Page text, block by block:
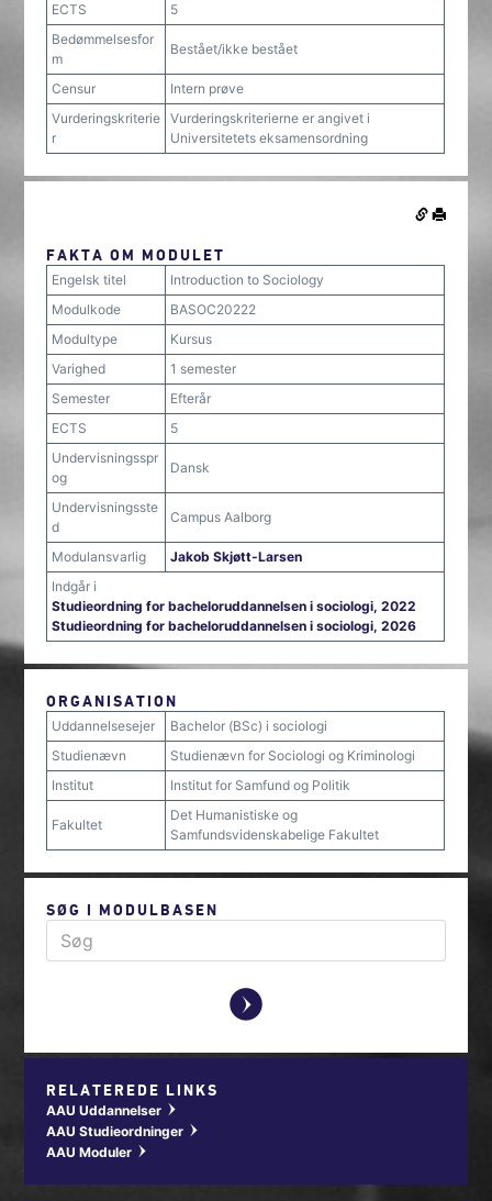
ECTS
5
Bedømmelsesfor
m
Bestået/ikke bestået
Censur
Intern prøve
Vurderingskriterie
r
Vurderingskriterierne er angivet i
Universitetets eksamensordning
FAKTA OM MODULET
Engelsk titel
Introduction to Sociology
Modulkode
BASOC20222
Modultype
Kursus
Varighed
1 semester
Semester
Efterår
ECTS
5
Undervisningsspr
og
Dansk
Undervisningsste
d
Campus Aalborg
Modulansvarlig
Jakob Skjøtt-Larsen
Indgår i
Studieordning for bacheloruddannelsen i sociologi, 2022
Studieordning for bacheloruddannelsen i sociologi, 2026
ORGANISATION
Uddannelsesejer
Bachelor (BSc) i sociologi
Studienævn
Studienævn for Sociologi og Kriminologi
Institut
Institut for Samfund og Politik
Fakultet
Det Humanistiske og
Samfundsvidenskabelige Fakultet
SØG I MODULBASEN
y
RELATEREDE LINKS
AAU Uddannelser w
AAU Studieordninger w
AAU Moduler w